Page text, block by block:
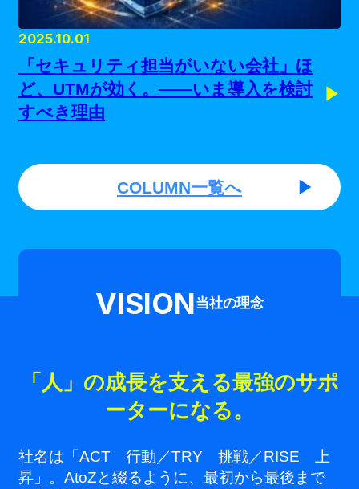
2025.10.01
「セキュリティ担当がいない会社」ほ
ど、UTMが効く。——いま導入を検討
すべき理由
COLUMN一覧へ
VISION当社の理念
「人」の成長を支える最強のサポ
ーターになる。
社名は「ACT 行動／TRY 挑戦／RISE 上
昇」。AtoZと綴るように、最初から最後まで